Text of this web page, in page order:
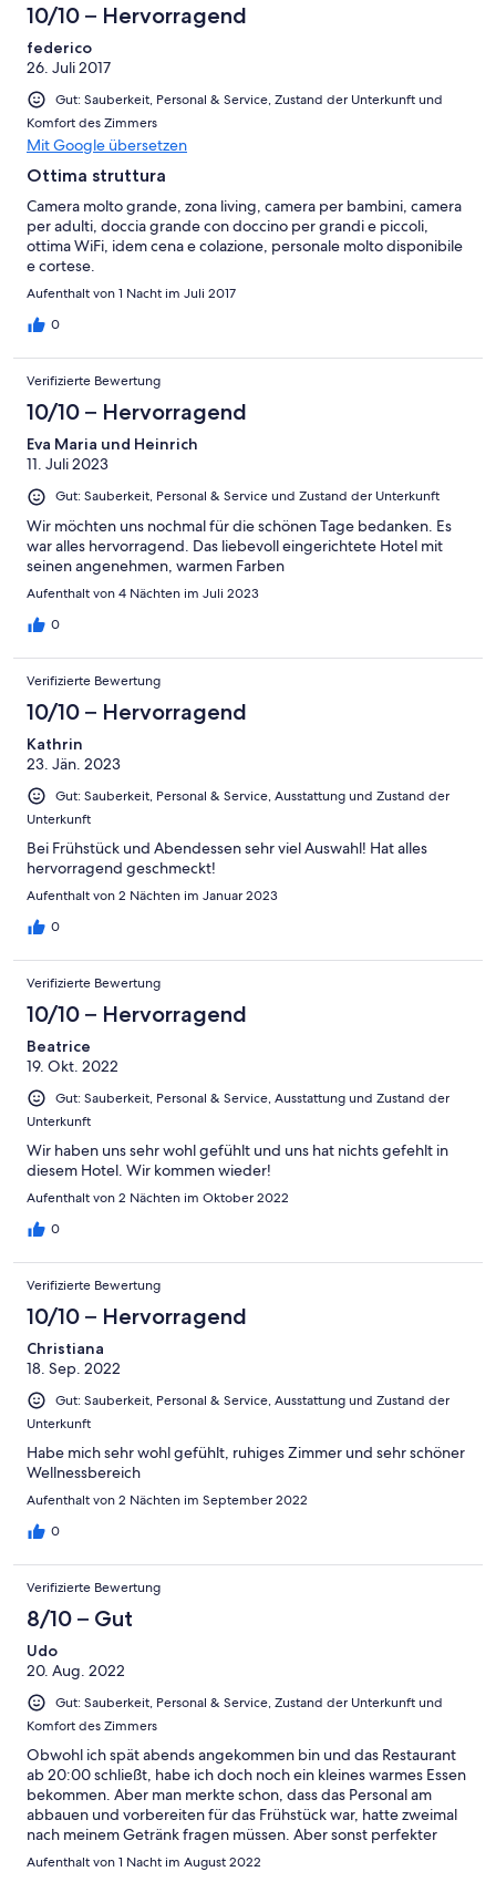
10/10 – Hervorragend
federico
26. Juli 2017
Gut: Sauberkeit, Personal & Service, Zustand der Unterkunft und
Komfort des Zimmers
Mit Google übersetzen
Ottima struttura
Camera molto grande, zona living, camera per bambini, camera
per adulti, doccia grande con doccino per grandi e piccoli,
ottima WiFi, idem cena e colazione, personale molto disponibile
e cortese.
Aufenthalt von 1 Nacht im Juli 2017
0
Verifizierte Bewertung
10/10 – Hervorragend
Eva Maria und Heinrich
11. Juli 2023
Gut: Sauberkeit, Personal & Service und Zustand der Unterkunft
Wir möchten uns nochmal für die schönen Tage bedanken. Es
war alles hervorragend. Das liebevoll eingerichtete Hotel mit
seinen angenehmen, warmen Farben
Aufenthalt von 4 Nächten im Juli 2023
0
Verifizierte Bewertung
10/10 – Hervorragend
Kathrin
23. Jän. 2023
Gut: Sauberkeit, Personal & Service, Ausstattung und Zustand der
Unterkunft
Bei Frühstück und Abendessen sehr viel Auswahl! Hat alles
hervorragend geschmeckt!
Aufenthalt von 2 Nächten im Januar 2023
0
Verifizierte Bewertung
10/10 – Hervorragend
Beatrice
19. Okt. 2022
Gut: Sauberkeit, Personal & Service, Ausstattung und Zustand der
Unterkunft
Wir haben uns sehr wohl gefühlt und uns hat nichts gefehlt in
diesem Hotel. Wir kommen wieder!
Aufenthalt von 2 Nächten im Oktober 2022
0
Verifizierte Bewertung
10/10 – Hervorragend
Christiana
18. Sep. 2022
Gut: Sauberkeit, Personal & Service, Ausstattung und Zustand der
Unterkunft
Habe mich sehr wohl gefühlt, ruhiges Zimmer und sehr schöner
Wellnessbereich
Aufenthalt von 2 Nächten im September 2022
0
Verifizierte Bewertung
8/10 – Gut
Udo
20. Aug. 2022
Gut: Sauberkeit, Personal & Service, Zustand der Unterkunft und
Komfort des Zimmers
Obwohl ich spät abends angekommen bin und das Restaurant
ab 20:00 schließt, habe ich doch noch ein kleines warmes Essen
bekommen. Aber man merkte schon, dass das Personal am
abbauen und vorbereiten für das Frühstück war, hatte zweimal
nach meinem Getränk fragen müssen. Aber sonst perfekter
Service. Es gibt keinen Grund zu klagen.
Aufenthalt von 1 Nacht im August 2022